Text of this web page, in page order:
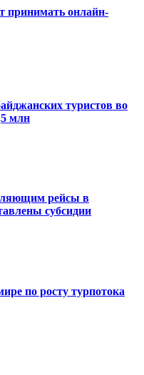
принимать онлайн-
туристов во
млн
рейсы в
субсидии
по росту турпотока